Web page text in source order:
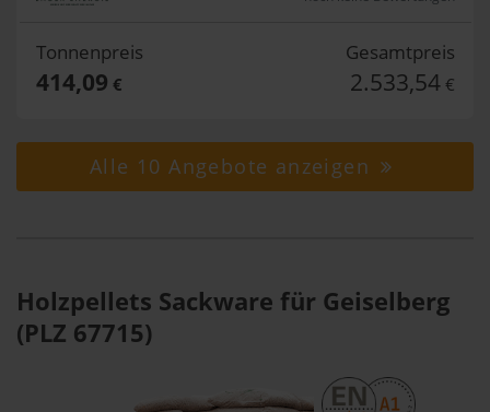
Tonnenpreis
414,09 €
Gesamtpreis
2.533,54 €
Alle 10 Angebote anzeigen
Holzpellets Sackware für Geiselberg
(PLZ 67715)